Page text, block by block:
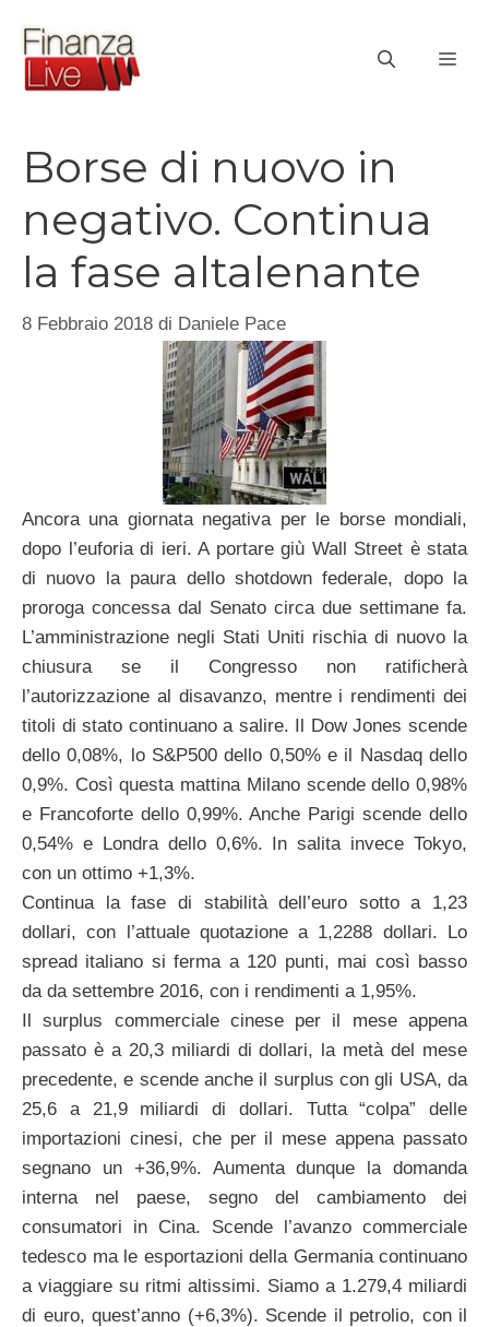
contenuto
Borse di nuovo in
negativo. Continua
la fase altalenante
8 Febbraio 2018 di Daniele Pace
Ancora una giornata negativa per le borse mondiali,
dopo l’euforia di ieri. A portare giù Wall Street è stata
di nuovo la paura dello shotdown federale, dopo la
proroga concessa dal Senato circa due settimane fa.
L’amministrazione negli Stati Uniti rischia di nuovo la
chiusura se il Congresso non ratificherà
l’autorizzazione al disavanzo, mentre i rendimenti dei
titoli di stato continuano a salire. Il Dow Jones scende
dello 0,08%, lo S&P500 dello 0,50% e il Nasdaq dello
0,9%. Così questa mattina Milano scende dello 0,98%
e Francoforte dello 0,99%. Anche Parigi scende dello
0,54% e Londra dello 0,6%. In salita invece Tokyo,
con un ottimo +1,3%.
Continua la fase di stabilità dell’euro sotto a 1,23
dollari, con l’attuale quotazione a 1,2288 dollari. Lo
spread italiano si ferma a 120 punti, mai così basso
da da settembre 2016, con i rendimenti a 1,95%.
Il surplus commerciale cinese per il mese appena
passato è a 20,3 miliardi di dollari, la metà del mese
precedente, e scende anche il surplus con gli USA, da
25,6 a 21,9 miliardi di dollari. Tutta “colpa” delle
importazioni cinesi, che per il mese appena passato
segnano un +36,9%. Aumenta dunque la domanda
interna nel paese, segno del cambiamento dei
consumatori in Cina. Scende l’avanzo commerciale
tedesco ma le esportazioni della Germania continuano
a viaggiare su ritmi altissimi. Siamo a 1.279,4 miliardi
di euro, quest’anno (+6,3%). Scende il petrolio, con il